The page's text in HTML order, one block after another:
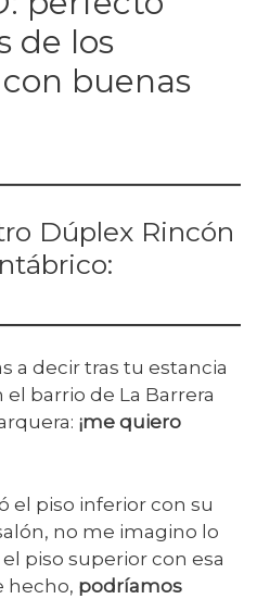
de los
buenas
Dúplex Rincón
a decir tras tu estancia
barrio de La Barrera
¡me quiero
el piso inferior con su
no me imagino lo
piso superior con esa
hecho, podríamos